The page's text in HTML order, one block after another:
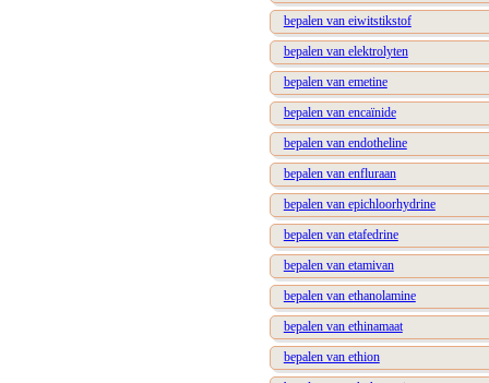
bepalen van eiwitstikstof
bepalen van elektrolyten
bepalen van emetine
bepalen van encaïnide
bepalen van endotheline
bepalen van enfluraan
bepalen van epichloorhydrine
bepalen van etafedrine
bepalen van etamivan
bepalen van ethanolamine
bepalen van ethinamaat
bepalen van ethion